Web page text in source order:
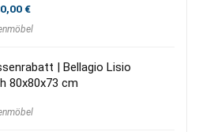
€Aktueller
ist:
| Bellagio Lisio
80x80x73 cm